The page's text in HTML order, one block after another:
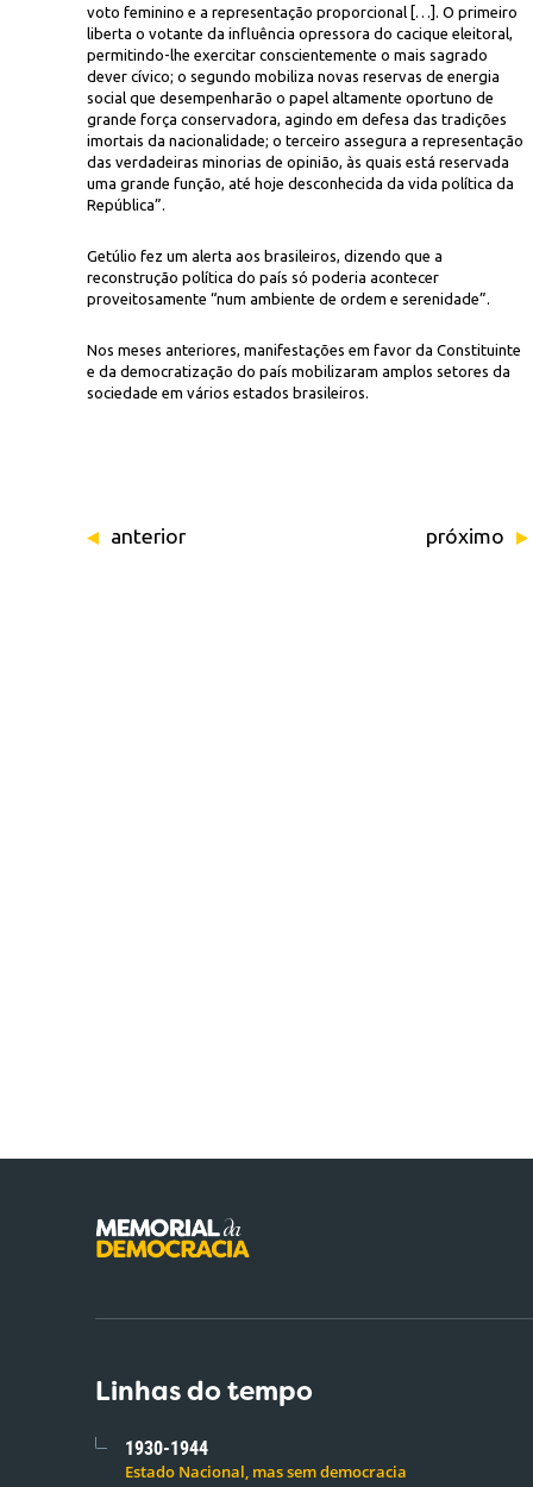
voto feminino e a representação proporcional […]. O primeiro
liberta o votante da influência opressora do cacique eleitoral,
permitindo-lhe exercitar conscientemente o mais sagrado
dever cívico; o segundo mobiliza novas reservas de energia
social que desempenharão o papel altamente oportuno de
grande força conservadora, agindo em defesa das tradições
imortais da nacionalidade; o terceiro assegura a representação
das verdadeiras minorias de opinião, às quais está reservada
uma grande função, até hoje desconhecida da vida política da
República”.
Getúlio fez um alerta aos brasileiros, dizendo que a
reconstrução política do país só poderia acontecer
proveitosamente “num ambiente de ordem e serenidade”.
Nos meses anteriores, manifestações em favor da Constituinte
e da democratização do país mobilizaram amplos setores da
sociedade em vários estados brasileiros.
anterior próximo
Linhas do tempo
1930-1944
Estado Nacional, mas sem democracia